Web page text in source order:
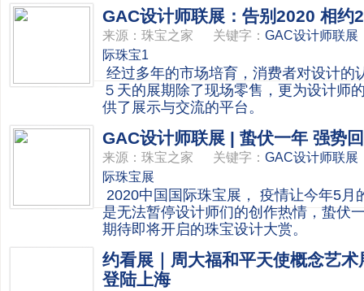
GAC设计师联展：告别2020 相约
来源： 珠宝之家 关键字： GAC设计师联展
际珠宝1
经过多年的市场培育，消费者对设计的
５天的展期除了现场零售，更为设计师
供了展示与交流的平台。
GAC设计师联展 | 蛰伏一年 强势
来源： 珠宝之家 关键字： GAC设计师联展
际珠宝展
2020中国国际珠宝展， 疫情让今年5月
是无法暂停设计师们的创作热情，蛰伏
期待即将开启的珠宝设计大赏。
约看展｜周大福和平天使概念艺
登陆上海